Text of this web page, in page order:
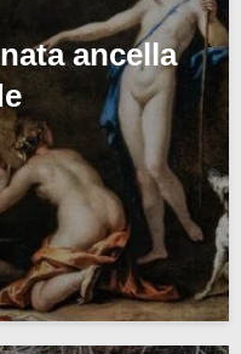
ancella